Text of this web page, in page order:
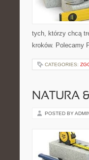
tych, którzy chcą
kroków. Polecamy
CATEGORIES:
NATURA
POSTED BY